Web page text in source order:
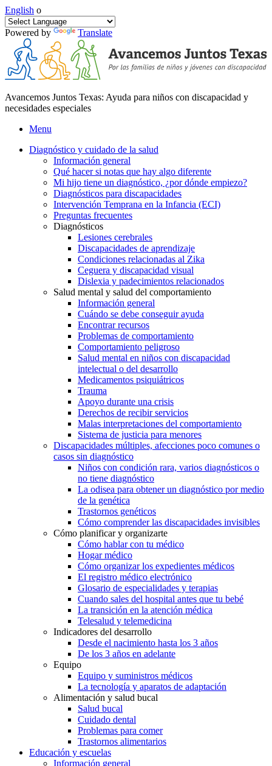
English o
Powered by Translate
Avancemos Juntos Texas: Ayuda para niños con discapacidad y
necesidades especiales
Menu
Diagnóstico y cuidado de la salud
Información general
Qué hacer si notas que hay algo diferente
Mi hijo tiene un diagnóstico, ¿por dónde empiezo?
Diagnósticos para discapacidades
Intervención Temprana en la Infancia (ECI)
Preguntas frecuentes
Diagnósticos
Lesiones cerebrales
Discapacidades de aprendizaje
Condiciones relacionadas al Zika
Ceguera y discapacidad visual
Dislexia y padecimientos relacionados
Salud mental y salud del comportamiento
Información general
Cuándo se debe conseguir ayuda
Encontrar recursos
Problemas de comportamiento
Comportamiento peligroso
Salud mental en niños con discapacidad
intelectual o del desarrollo
Medicamentos psiquiátricos
Trauma
Apoyo durante una crisis
Derechos de recibir servicios
Malas interpretaciones del comportamiento
Sistema de justicia para menores
Discapacidades múltiples, afecciones poco comunes o
casos sin diagnóstico
Niños con condición rara, varios diagnósticos o
no tiene diagnóstico
La odisea para obtener un diagnóstico por medio
de la genética
Trastornos genéticos
Cómo comprender las discapacidades invisibles
Cómo planificar y organizarte
Cómo hablar con tu médico
Hogar médico
Cómo organizar los expedientes médicos
El registro médico electrónico
Glosario de especialidades y terapias
Cuando sales del hospital antes que tu bebé
La transición en la atención médica
Telesalud y telemedicina
Indicadores del desarrollo
Desde el nacimiento hasta los 3 años
De los 3 años en adelante
Equipo
Equipo y suministros médicos
La tecnología y aparatos de adaptación
Alimentación y salud bucal
Salud bucal
Cuidado dental
Problemas para comer
Trastornos alimentarios
Educación y escuelas
Información general